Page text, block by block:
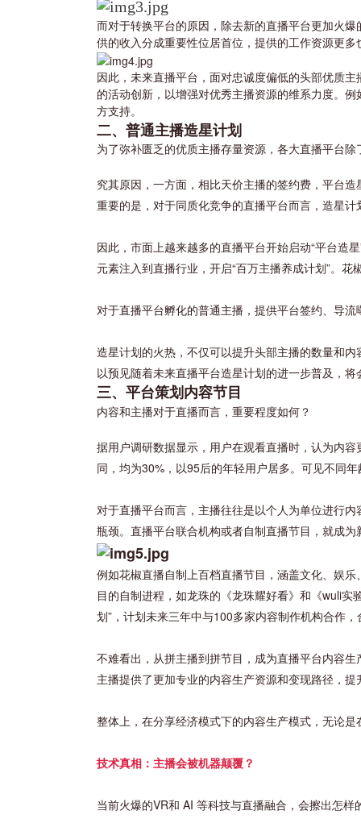
而对于转换平台的原因，除去新的直播平台更加火
供的收入分成重要性位居首位，提供的工作资源更
因此，未来直播平台，面对忠诚度偏低的头部优质
的活动创新，以增强对优秀主播资源的维系力度。
方支持。
二、普通主播造星计划
为了弥补匮乏的优质主播存量资源，各大直播平台
究其原因，一方面，相比天价主播的签约费，平台
重要的是，对于同质化竞争的直播平台而言，造星
因此，市面上越来越多的直播平台开始启动“平台造
元素注入到直播行业，开启“百万主播养成计划”。
对于直播平台孵化的普通主播，提供平台签约、导
造星计划的火热，不仅可以提升头部主播的数量和
以预见随着未来直播平台造星计划的进一步普及，
三、平台策划内容节目
内容和主播对于直播而言，重要程度如何？
据用户调研数据显示，用户在观看直播时，认为内
同，均为30%，以95后的年轻用户居多。可见不同
对于直播平台而言，主播往往是以个人为单位进行
瓶颈。直播平台联合机构或者自制直播节目，就成为
例如花椒直播自制上百档直播节目，涵盖文化、娱
目的自制进程，如龙珠的《龙珠耀好看》和《wuli
划”，计划未来三年中与100多家内容制作机构合作
不难看出，从拼主播到拼节目，成为直播平台内容
主播提供了更加专业的内容生产资源和变现路径，
整体上，在分享经济模式下的内容生产模式，无论
技术真相：主播会被机器颠覆？
当前火爆的VR和 AI 等科技与直播融合，会擦出怎